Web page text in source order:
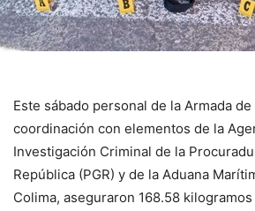
Este sábado personal de la Armada
coordinación con elementos de la
Investigación Criminal de la
República (PGR) y de la Aduana
Colima, aseguraron 168.58